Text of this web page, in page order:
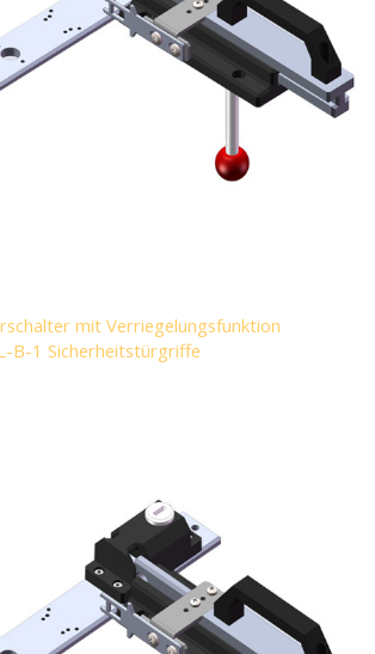
mit Verriegelungsfunktion
B-1 Sicherheitstürgriffe